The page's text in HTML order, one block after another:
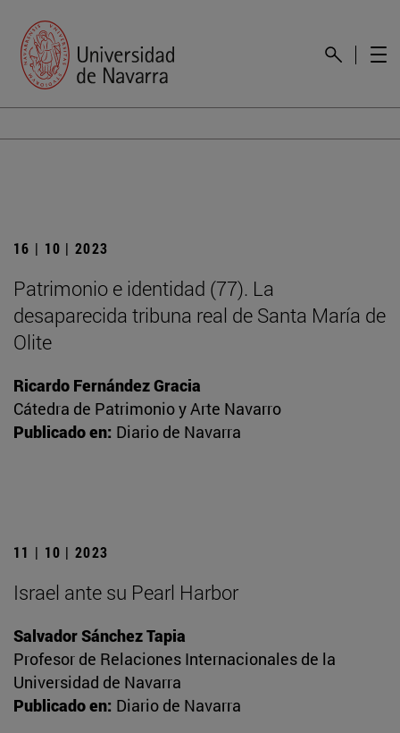
16 | 10 | 2023
Patrimonio e identidad (77). La
desaparecida tribuna real de Santa María de
Olite
Ricardo Fernández Gracia
Cátedra de Patrimonio y Arte Navarro
Publicado en: Diario de Navarra
11 | 10 | 2023
Israel ante su Pearl Harbor
Salvador Sánchez Tapia
Profesor de Relaciones Internacionales de la
Universidad de Navarra
Publicado en: Diario de Navarra